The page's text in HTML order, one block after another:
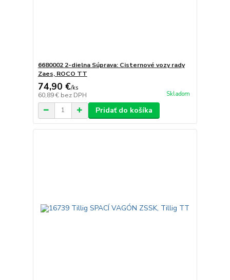
6680002 2-dielna Súprava: Cisternové vozy rady
Zaes, ROCO TT
74,90 €/ks
60,89 € bez DPH Skladom
Pridať do košíka